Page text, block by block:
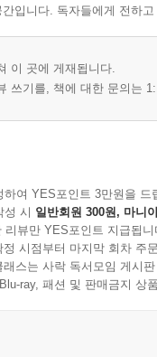
입니다. 독자들에게 전하
이 곳에 게재됩니다.
쓰기를, 책에 대한 문의는
여 YES포인트 3만원을 드
성 시 일반회원 300원, 마니
뷰만 YES포인트 지급됩니
시점부터 마지막 회차 주
스는 사락 독서모임 게시
ray, 패션 및 판매금지 상